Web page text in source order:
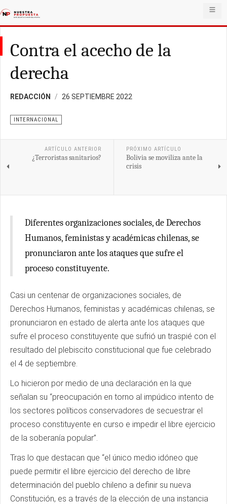
Contra el acecho de la
derecha
REDACCIÓN 26 SEPTIEMBRE 2022
INTERNACIONAL
ARTÍCULO ANTERIOR
¿Terroristas sanitarios?
PRÓXIMO ARTÍCULO
Bolivia se moviliza ante la
crisis
Diferentes organizaciones sociales, de Derechos
Humanos, feministas y académicas chilenas, se
pronunciaron ante los ataques que sufre el
proceso constituyente.
Casi un centenar de organizaciones sociales, de
Derechos Humanos, feministas y académicas chilenas, se
pronunciaron en estado de alerta ante los ataques que
sufre el proceso constituyente que sufrió un traspié con el
resultado del plebiscito constitucional que fue celebrado
el 4 de septiembre.
Lo hicieron por medio de una declaración en la que
señalan su “preocupación en torno al impúdico intento de
los sectores políticos conservadores de secuestrar el
proceso constituyente en curso e impedir el libre ejercicio
de la soberanía popular”.
Tras lo que destacan que “el único medio idóneo que
puede permitir el libre ejercicio del derecho de libre
determinación del pueblo chileno a definir su nueva
Constitución, es a través de la elección de una instancia